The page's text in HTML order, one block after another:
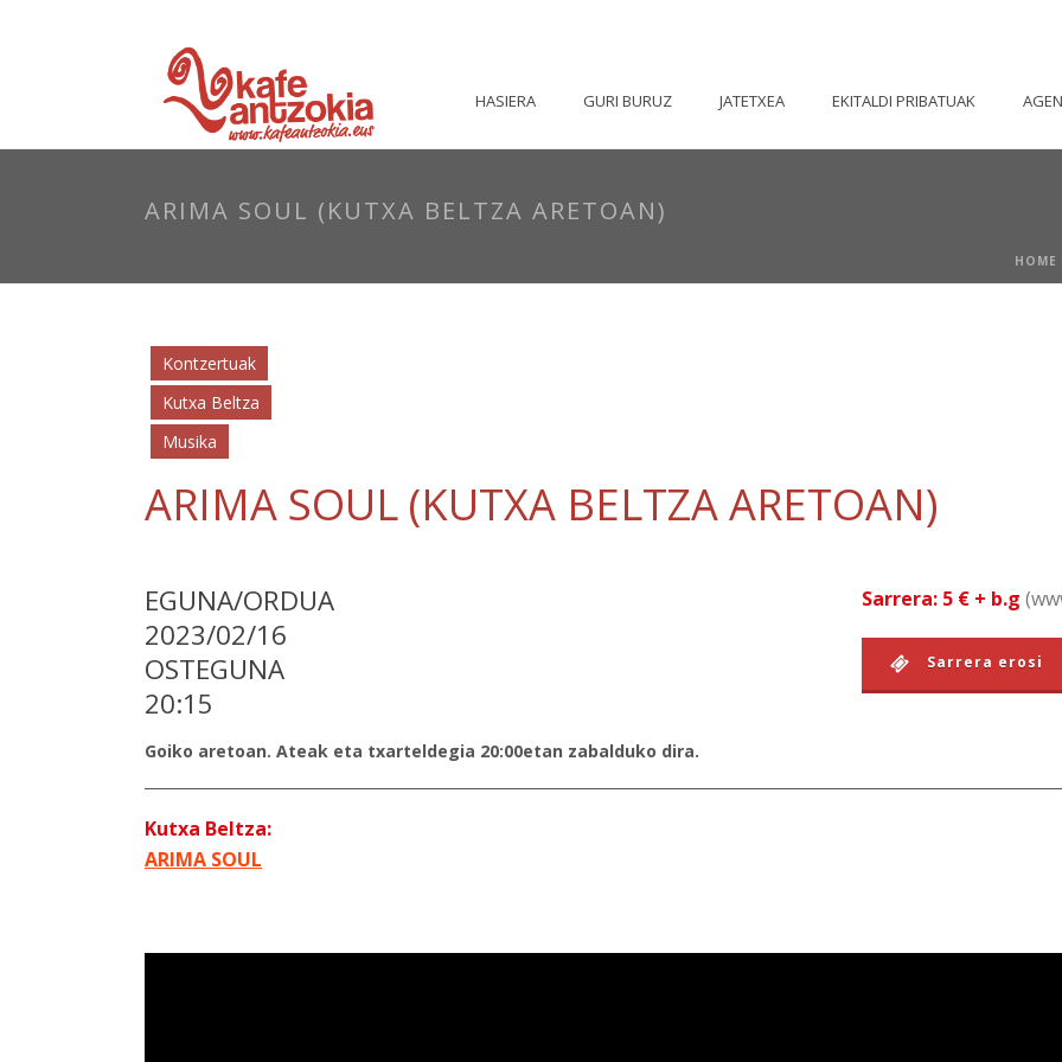
HASIERA GURI BURUZ JATETXEA EKITALDI PRIBATUAK
ARIMA SOUL (KUTXA BELTZA ARETOAN)
HOME
Kontzertuak
Kutxa Beltza
Musika
ARIMA SOUL (KUTXA BELTZA ARETOAN)
EGUNA/ORDUA
2023/02/16
OSTEGUNA
20:15
Goiko aretoan. Ateak eta txarteldegia 20:00etan zabalduko dira.
Sarrera: 5 € + b.g
Sarrera erosi
Kutxa Beltza:
ARIMA SOUL